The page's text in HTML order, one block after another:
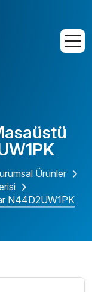
Ürünler
N44D2UW1PK